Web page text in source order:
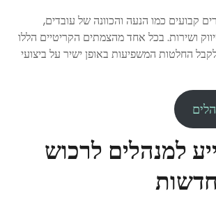
קבועים כמו הנעה והכוונה של עובדים,
ושירות. בכל אחד מהצמתים הקריטיים הללו
החלטות המשפיעות באופן ישיר על ביצועי
למנהלים לרכוש
חדשות